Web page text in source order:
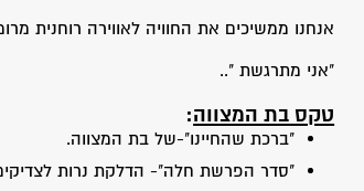
אנחנו ממשיכים את החוויה לאווירה רוחנית
"אני מתרגשת "..
טקס בת המצווה:
"ברכת שהחיינו"-של בת המצווה.
"סדר הפרשת חלה"- הדלקת נרות